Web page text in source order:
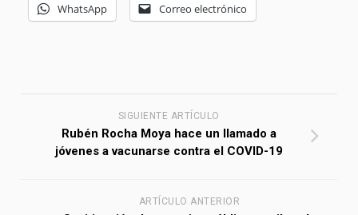
WhatsApp Correo electrónico
SIGUIENTE ARTÍCULO
Rubén Rocha Moya hace un llamado a
jóvenes a vacunarse contra el COVID-19
ARTÍCULO ANTERIOR